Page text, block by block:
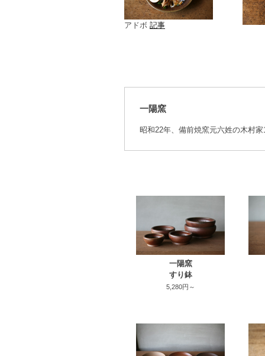
アドボ 記事
一陽窯
昭和22年、備前焼窯元六姓の木村
一陽窯
すり鉢
5,280円～